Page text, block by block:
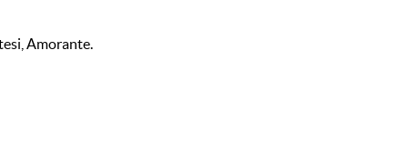
Amorante.